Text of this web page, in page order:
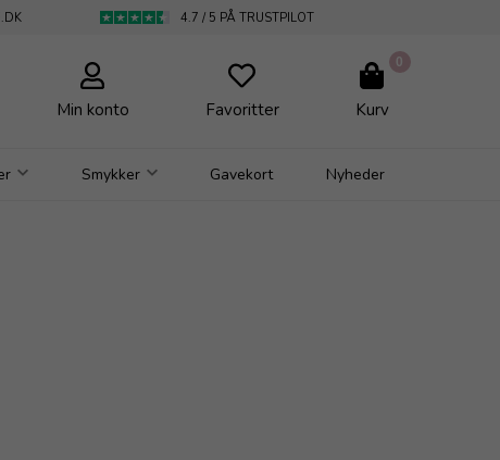
4.7 / 5 PÅ TRUSTPILOT
Min konto Favoritter
0
Kurv
Smykker Gavekort Nyheder